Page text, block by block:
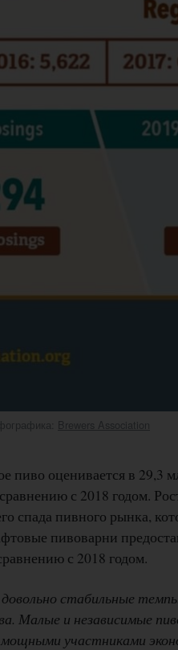
Brewers Association
оценивается в 29,3
с 2018 годом.
спада пивного рынка,
пивоварни
с 2018 годом.
стабильные
Малые и независимые
участниками